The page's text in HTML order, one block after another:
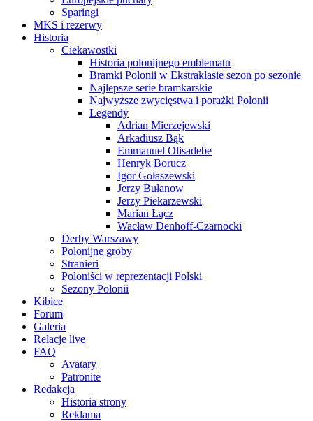
Sparingi
MKS i rezerwy
Historia
Ciekawostki
Historia polonijnego emblematu
Bramki Polonii w Ekstraklasie sezon po sezonie
Najlepsze serie bramkarskie
Najwyższe zwycięstwa i porażki Polonii
Legendy
Adrian Mierzejewski
Arkadiusz Bąk
Emmanuel Olisadebe
Henryk Borucz
Igor Gołaszewski
Jerzy Bułanow
Jerzy Piekarzewski
Marian Łącz
Wacław Denhoff-Czarnocki
Derby Warszawy
Polonijne groby
Stranieri
Poloniści w reprezentacji Polski
Sezony Polonii
Kibice
Forum
Galeria
Relacje live
FAQ
Avatary
Patronite
Redakcja
Historia strony
Reklama